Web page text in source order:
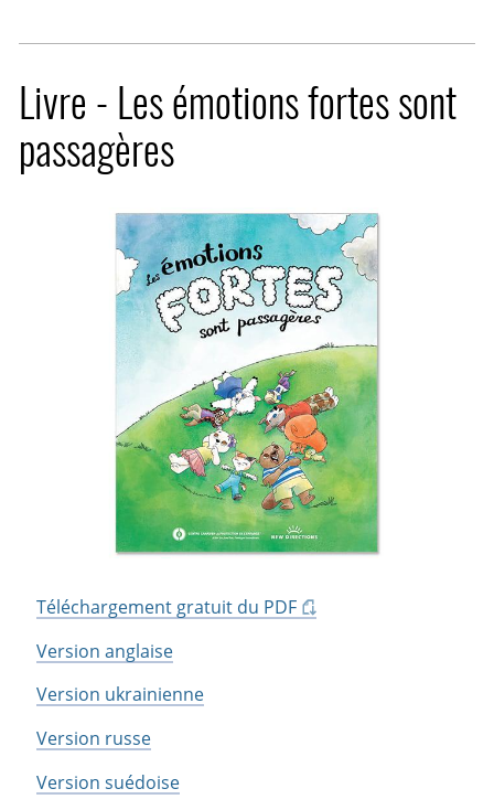
Livre - Les émotions fortes sont
passagères
Téléchargement gratuit du PDF
Version anglaise
Version ukrainienne
Version russe
Version suédoise